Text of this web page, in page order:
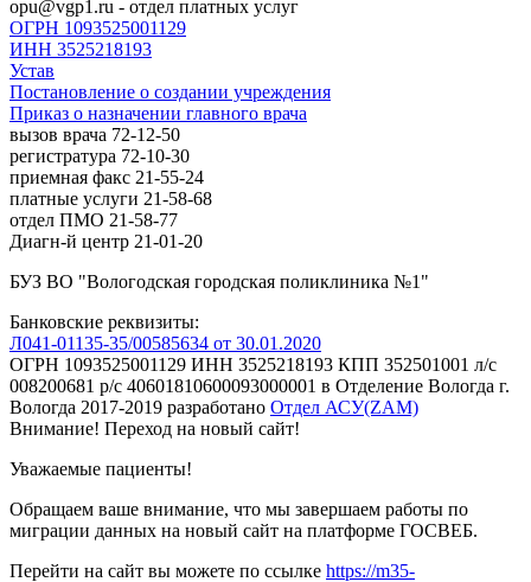
opu@vgp1.ru - отдел платных услуг
ОГРН 1093525001129
ИНН 3525218193
Устав
Постановление о создании учреждения
Приказ о назначении главного врача
вызов врача 72-12-50
регистратура 72-10-30
приемная факс 21-55-24
платные услуги 21-58-68
отдел ПМО 21-58-77
Диагн-й центр 21-01-20
БУЗ ВО "Вологодская городская поликлиника №1"
Банковские реквизиты:
Л041-01135-35/00585634 от 30.01.2020
ОГРН 1093525001129 ИНН 3525218193 КПП 352501001 л/с
008200681 р/с 40601810600093000001 в Отделение Вологда г.
Вологда 2017-2019 разработано Отдел АСУ(ZAM)
Внимание! Переход на новый сайт!
Уважаемые пациенты!
Обращаем ваше внимание, что мы завершаем работы по
миграции данных на новый сайт на платформе ГОСВЕБ.
Перейти на сайт вы можете по ссылке https://m35-